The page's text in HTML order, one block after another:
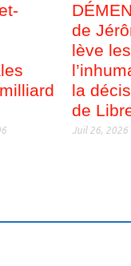
de
lève
la
de
Juil 26, 2026